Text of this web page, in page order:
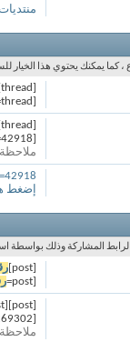
كما يمكنك يحتوي هذا الخيار
[thread]
[thread=
[thread]42918[/thread]
[thread=42918]إضغط هنا[/thread]
إضغط
المشاركة وذلك بواسطة
[post]
[post=
[post]269302[/post]
[post=269302]إضغط هنا[/post]